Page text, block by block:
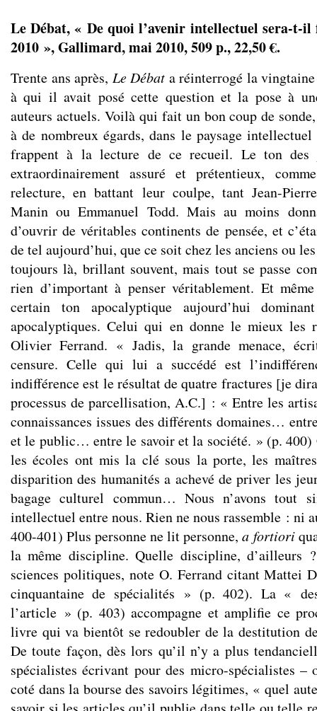
Le Débat, « De quoi l’avenir intellectuel sera-t-il
2010 », Gallimard, mai 2010, 509 p., 22,50 €.
Trente ans après, Le Débat a réinterrogé la
à qui il avait posé cette question et la pose à
auteurs actuels. Voilà qui fait un bon coup de
à de nombreux égards, dans le paysage
frappent à la lecture de ce recueil. Le ton des
extraordinairement assuré et prétentieux,
relecture, en battant leur coulpe, tant Jean-
Manin ou Emmanuel Todd. Mais au moins
d’ouvrir de véritables continents de pensée, et
de tel aujourd’hui, que ce soit chez les anciens ou
toujours là, brillant souvent, mais tout se passe
rien d’important à penser véritablement. Et
certain ton apocalyptique aujourd’hui
apocalyptiques. Celui qui en donne le mieux les
Olivier Ferrand. « Jadis, la grande menace,
censure. Celle qui lui a succédé est
indifférence est le résultat de quatre fractures [je
processus de parcellisation, A.C.] : « Entre les
connaissances issues des différents domaines…
et le public… entre le savoir et la société. » (p. 400)
les écoles ont mis la clé sous la porte, les
disparition des humanités a achevé de priver les
bagage culturel commun… Nous n’avons tout
intellectuel entre nous. Rien ne nous rassemble : ni
400-401) Plus personne ne lit personne,a fortiori
la même discipline. Quelle discipline, d’ailleurs
sciences politiques, note O. Ferrand citant Mattei
cinquantaine de spécialités » (p. 402). La «
l’article » (p. 403) accompagne et amplifie ce
livre qui va bientôt se redoubler de la destitution
De toute façon, dès lors qu’il n’y a plus
spécialistes écrivant pour des micro-spécialistes
coté dans la bourse des savoirs légitimes, « quel